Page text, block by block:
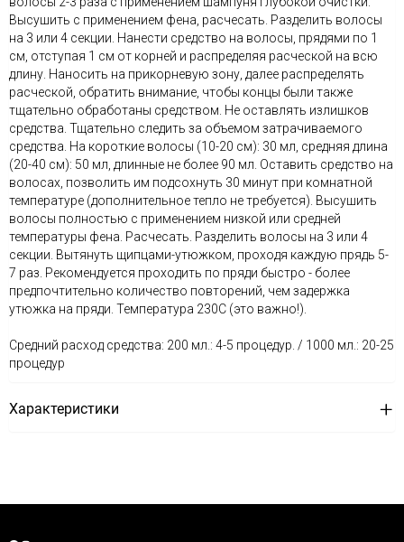
Высушить с применением фена, расчесать. Разделить волосы
на 3 или 4 секции. Нанести средство на волосы, прядями по 1
см, отступая 1 см от корней и распределяя расческой на всю
длину. Наносить на прикорневую зону, далее распределять
расческой, обратить внимание, чтобы концы были также
тщательно обработаны средством. Не оставлять излишков
средства. Тщательно следить за объемом затрачиваемого
средства. На короткие волосы (10-20 см): 30 мл, средняя длина
(20-40 см): 50 мл, длинные не более 90 мл. Оставить средство на
волосах, позволить им подсохнуть 30 минут при комнатной
температуре (дополнительное тепло не требуется). Высушить
волосы полностью с применением низкой или средней
температуры фена. Расчесать. Разделить волосы на 3 или 4
секции. Вытянуть щипцами-утюжком, проходя каждую прядь 5-
7 раз. Рекомендуется проходить по пряди быстро - более
предпочтительно количество повторений, чем задержка
утюжка на пряди. Температура 230С (это важно!).
Средний расход средства: 200 мл.: 4-5 процедур. / 1000 мл.: 20-25
процедур
Характеристики